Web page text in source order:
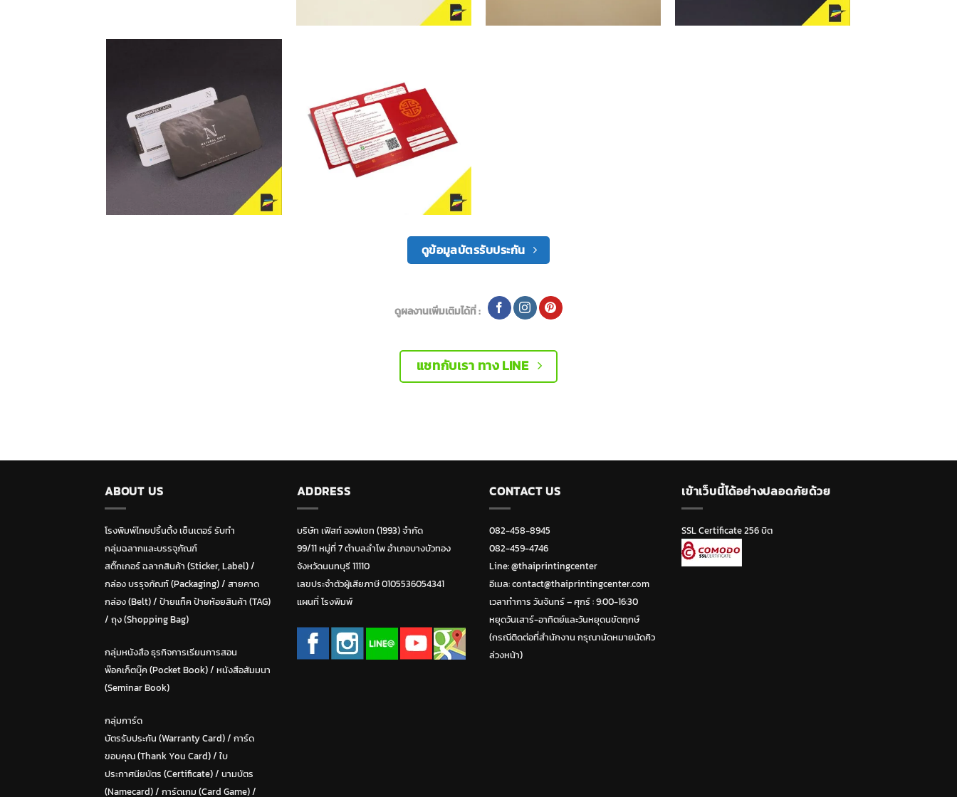
ดูข้อมูลบัตรรับประกัน
ดูผลงานเพิ่มเติมได้ที่ :
แชทกับเรา ทาง LINE
ABOUT US
โรงพิมพ์ไทยปริ้นติ้ง เซ็นเตอร์ รับทำ
กลุ่มฉลากและบรรจุภัณฑ์
สติ๊กเกอร์ ฉลากสินค้า (Sticker, Label)/
กล่อง บรรุจภัณฑ์ (Packaging)/ สายคาด
กล่อง (Belt)/ ป้ายแท็ค ป้ายห้อยสินค้า (TAG)
/ ถุง (Shopping Bag)
กลุ่มหนังสือ ธุรกิจการเรียนการสอน
พ๊อคเก็ตบุ๊ค (Pocket Book)/ หนังสือสัมมนา
(Seminar Book)
กลุ่มการ์ด
บัตรรับประกัน (Warranty Card)/ การ์ด
ขอบคุณ (Thank You Card)/ ใบ
ประกาศนียบัตร (Certificate)/ นามบัตร
(Namecard)/ การ์ดเกม (Card Game)/
ADDRESS
บริษัท เฟิสท์ ออฟเซท (1993) จำกัด
99/11 หมู่ที่ 7 ตำบลลำโพ อำเภอบางบัวทอง
จังหวัดนนทบุรี 11110
เลขประจำตัวผู้เสียภาษี 0105536054341
แผนที่ โรงพิมพ์
CONTACT US
082-458-8945
082-459-4746
Line:@thaiprintingcenter
อีเมล: contact@thaiprintingcenter.com
เวลาทำการ วันจ้นทร์ – ศุกร์ : 9:00-16:30
หยุดวันเสาร์-อาทิตย์และวันหยุดนขัตฤกษ์
(กรณีติดต่อที่สำนักงาน กรุณานัดหมายนัดคิว
ล่วงหน้า)
เข้าเว็บนี้ได้อย่างปลอดภัยด้วย
SSL Certificate 256 บิต